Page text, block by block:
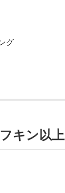
グ
キン以上